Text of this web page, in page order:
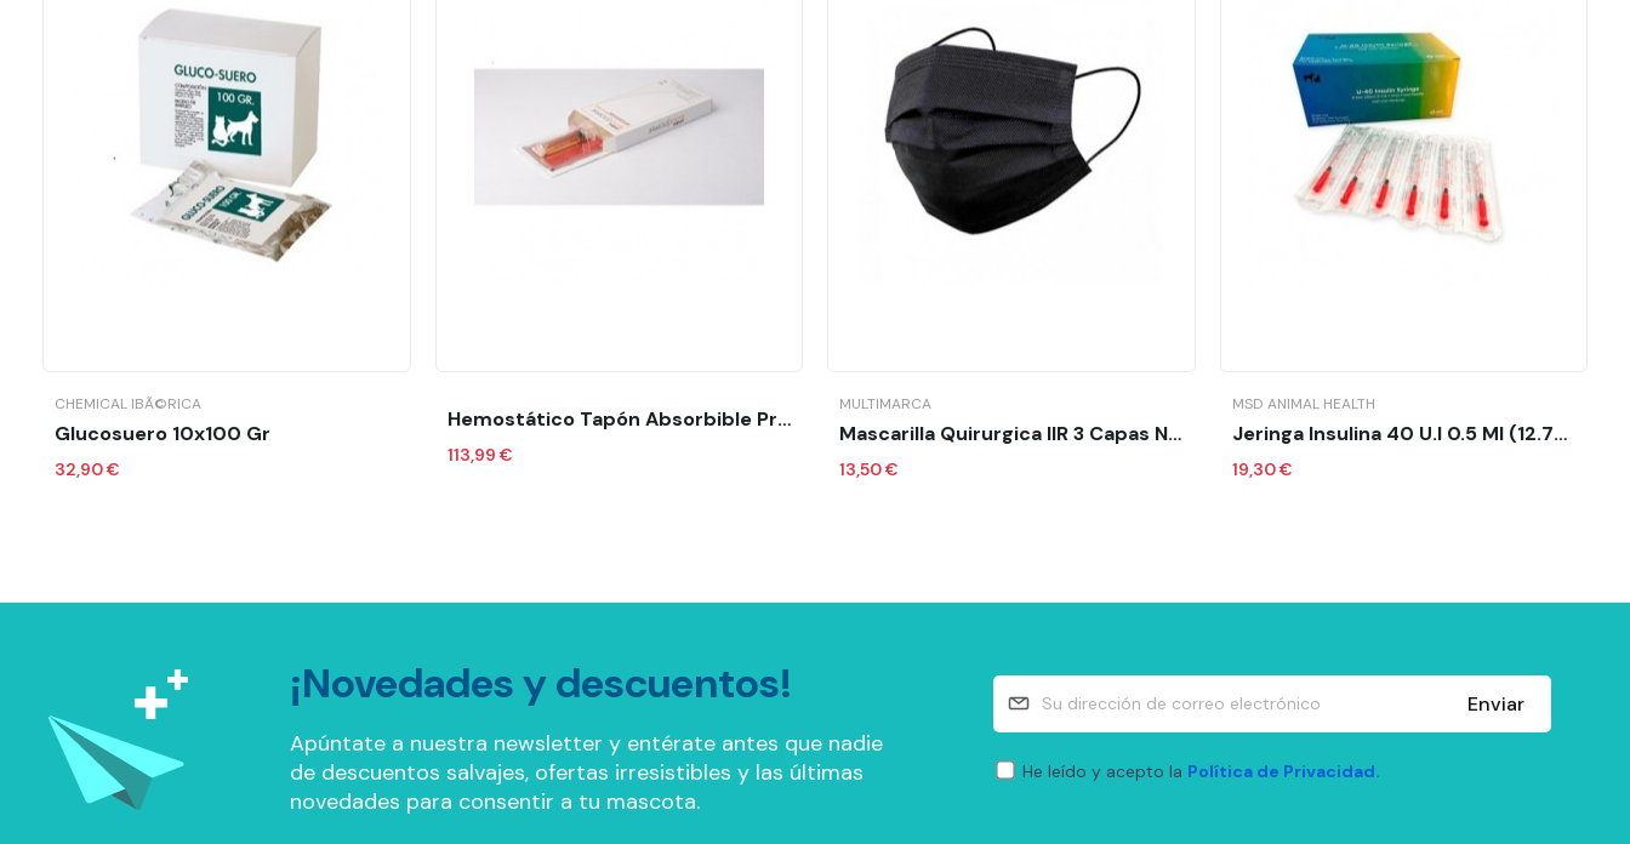
CHEMICAL IBÃ©RICA
Glucosuero 10x100 Gr
32,90 €
Hemostático Tapón Absorbible Precargado...
113,99 €
MULTIMARCA
Mascarilla Quirurgica IIR 3 Capas Negra 50 Uds
13,50 €
MSD ANIMAL HEALTH
Jeringa Insulina 40 U.I 0.5 Ml (12.7MM) Y Aguja...
19,30 €
¡Novedades y descuentos!
Apúntate a nuestra newsletter y entérate antes que nadie
de descuentos salvajes, ofertas irresistibles y las últimas
novedades para consentir a tu mascota.
Enviar
He leído y acepto la Política de Privacidad.